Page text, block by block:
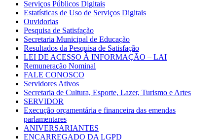
Serviços Públicos Digitais
Estatísticas de Uso de Serviços Digitais
Ouvidorias
Pesquisa de Satisfação
Secretaria Municipal de Educação
Resultados da Pesquisa de Satisfação
LEI DE ACESSO À INFORMAÇÃO – LAI
Remuneração Nominal
FALE CONOSCO
Servidores Ativos
Secretaria de Cultura, Esporte, Lazer, Turismo e Artes
SERVIDOR
Execução orçamentária e financeira das emendas
parlamentares
ANIVERSARIANTES
ENCARREGADO DA LGPD